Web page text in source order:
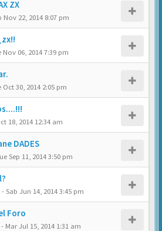
ZX
Nov 22, 2014 8:07 pm
Nov 06, 2014 7:39 pm
Oct 30, 2014 2:05 pm
18, 2014 12:34 am
DADES
Sep 11, 2014 3:50 pm
-Sab Jun 14, 2014 3:45 pm
Foro
- Mar Jul 15, 2014 1:31 am